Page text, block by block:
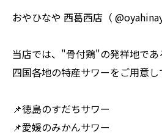
おやひなや 西葛西店（
当店では、"骨付鶏"の発祥地であ
四国各地の特産サワーをご用意し
📌徳島のすだちサワー
📌愛媛のみかんサワー